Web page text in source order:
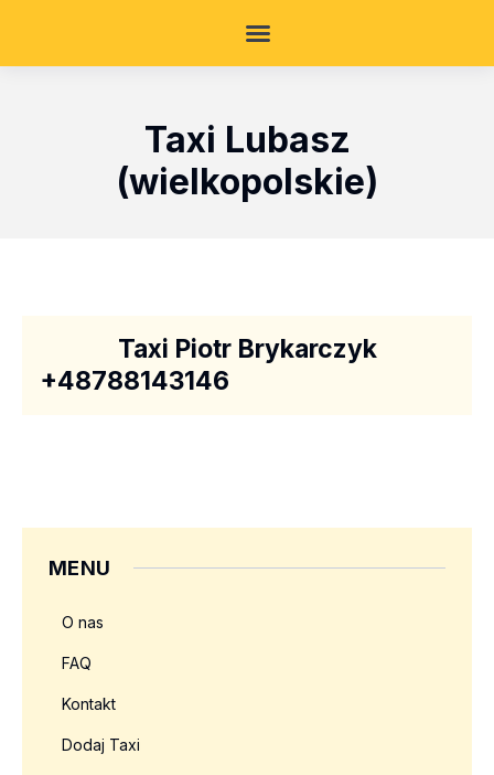
Taxi Lubasz
(wielkopolskie)
Taxi Piotr Brykarczyk
+48788143146
MENU
O nas
FAQ
Kontakt
Dodaj Taxi